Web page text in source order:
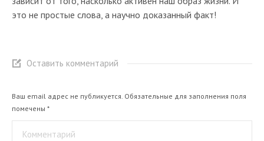
это не простые слова, а научно доказанный факт!
Оставить комментарий
Ваш email адрес не публикуется. Обязательные для заполнения поля
помечены *
Комментарий